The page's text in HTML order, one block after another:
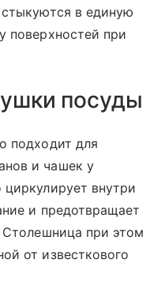
стыкуются в единую
поверхностей при
посуды
подходит для
и чашек у
внутри
и предотвращает
Столешница при этом
от известкового